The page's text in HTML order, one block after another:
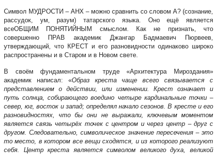
Символ МУДРОСТИ – АНХ – можно сравнить со словом А? (сознание,
рассудок, ум, разум) татарского языка. Оно ещё является
всеОБЩИМ ПОНЯТИЙНЫМ смыслом. Как не признать, что
совершенно ПРАВ академик Джангар Бадмаевич Пюрвеев,
утверждающий, что КРЕСТ и его разновидности одинаково широко
распространены и в Старом и в Новом свете.
В своём фундаментальном труде «Архитектура Мироздания»
академик написал: «Образ креста чаще всего связывается с
представлением о действии, или изменении. Крест означает и
путь солнца, собирающего воедино четыре кардинальные точки –
север, юг, восток и запад; определял начало сезонов. В кресте и его
разновидностях, что бы они не выражали, ключевым моментом
является связь четырёх точек с центром и через центр – друг с
другом. Следовательно, символическое значение пересечения – это
то место, в котором все вещи сходятся, и из которого реализуют
себя. Центр креста является символом великого духа, великой